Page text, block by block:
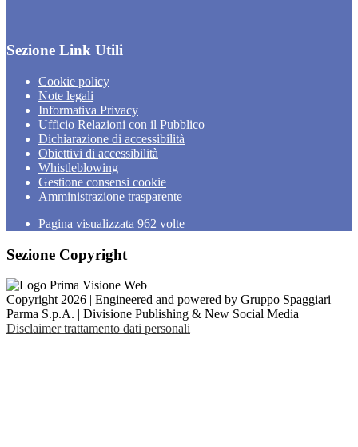
Sezione Link Utili
Cookie policy
Note legali
Informativa Privacy
Ufficio Relazioni con il Pubblico
Dichiarazione di accessibilità
Obiettivi di accessibilità
Whistleblowing
Gestione consensi cookie
Amministrazione trasparente
Pagina visualizzata 962 volte
Sezione Copyright
Copyright 2026 | Engineered and powered by Gruppo Spaggiari
Parma S.p.A. | Divisione Publishing & New Social Media
Disclaimer trattamento dati personali